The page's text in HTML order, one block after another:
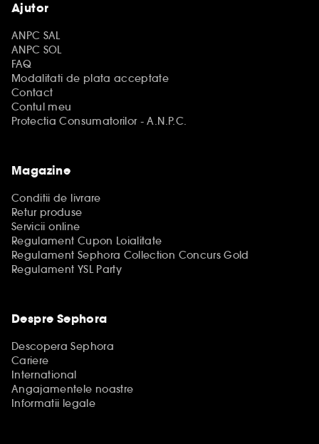
Ajutor
ANPC SAL
ANPC SOL
FAQ
Modalitati de plata acceptate
Contact
Contul meu
Protectia Consumatorilor - A.N.P.C.
Magazine
Conditii de livrare
Retur produse
Servicii online
Regulament Cupon Loialitate
Regulament Sephora Collection Concurs Gold
Regulament YSL Party
Despre Sephora
Descopera Sephora
Cariere
International
Angajamentele noastre
Informatii legale